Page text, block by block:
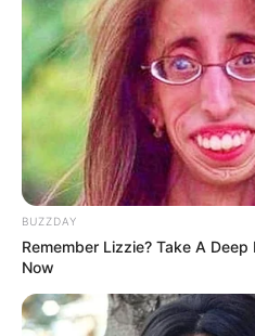
BUZZDAY
Remember Lizzie? Take A
Now